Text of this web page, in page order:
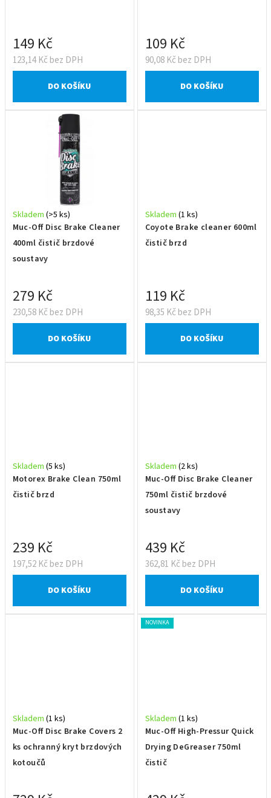
ů123,14 Kč bez DPH
149 Kč
DO KOŠÍKU
90,08 Kč bez DPH
109 Kč
DO KOŠÍKU
Muc-Off Disc Brake Cleaner
400ml čistič brzdové
soustavy
Skladem (>5 ks)
230,58 Kč bez DPH
279 Kč
DO KOŠÍKU
Coyote Brake cleaner 600ml
čistič brzd
Skladem (1 ks)
98,35 Kč bez DPH
119 Kč
DO KOŠÍKU
Motorex Brake Clean 750ml
čistič brzd
Skladem (5 ks)
197,52 Kč bez DPH
239 Kč
DO KOŠÍKU
Muc-Off Disc Brake Cleaner
750ml čistič brzdové
soustavy
Skladem (2 ks)
362,81 Kč bez DPH
439 Kč
DO KOŠÍKU
Muc-Off Disc Brake Covers 2
ks ochranný kryt brzdových
kotoučů
Skladem (1 ks)
NOVINKA
Muc-Off High-Pressur Quick
Drying DeGreaser 750ml
čistič
Skladem (1 ks)